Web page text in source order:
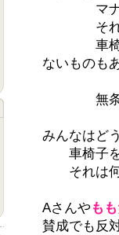
マナーを
それ
車椅子の
ないものも
無条件に
みんなはど
車椅子を
それは何
Aさんやも
賛成でも反